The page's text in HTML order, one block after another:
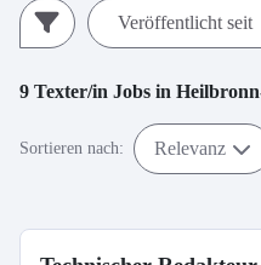
Veröffentlicht seit
9 Texter/in Jobs in
Sortieren nach: Relevanz